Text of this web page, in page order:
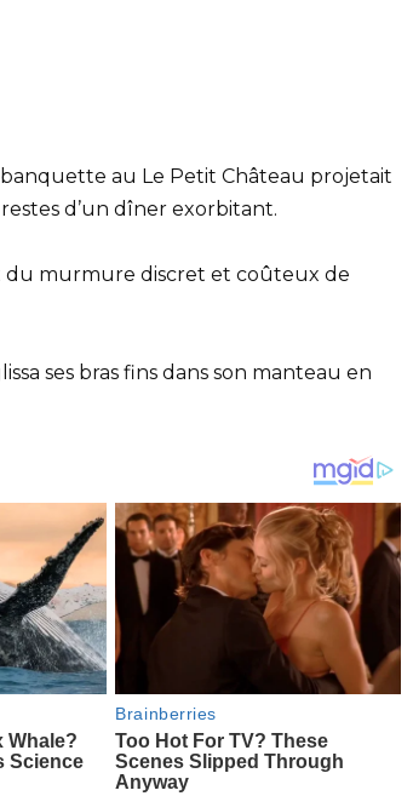
au Le Petit Château projetait
d’un dîner exorbitant.
du murmure discret et coûteux de
ses bras fins dans son manteau en